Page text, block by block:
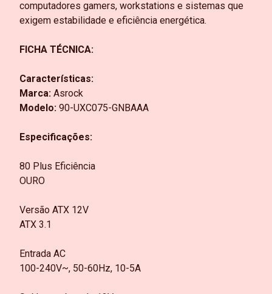
computadores gamers, workstations e sistemas que
exigem estabilidade e eficiência energética.
FICHA TÉCNICA:
Características:
Marca: Asrock
Modelo: 90-UXC075-GNBAAA
Especificações:
80 Plus Eficiência
OURO
Versão ATX 12V
ATX 3.1
Entrada AC
100-240V~, 50-60Hz, 10-5A